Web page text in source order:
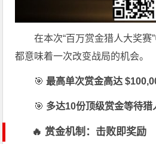
在本次“百万赏金猎人大奖赛
都意味着一次改变战局的机会。
🎯最高单次赏金高达
🎯 多达10份顶级赏金等待猎
🔥 赏金机制：击败即奖励